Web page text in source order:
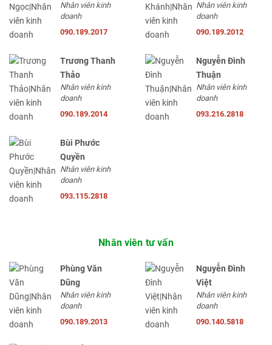
Nhân viên kinh
doanh
090.189.2017
Nhân viên kinh
doanh
090.189.2012
Trương Thanh
Thảo
Nhân viên kinh
doanh
090.189.2014
Nguyễn Đình
Thuận
Nhân viên kinh
doanh
093.216.2818
Bùi Phước
Quyền
Nhân viên kinh
doanh
093.115.2818
Nhân viên tư vấn
Phùng Văn
Dũng
Nhân viên kinh
doanh
090.189.2013
Nguyễn Đình
Việt
Nhân viên kinh
doanh
090.140.5818